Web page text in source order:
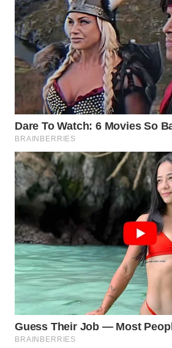
WN
BEKASI
WN
BOGOR
WN
DEPOK
TAPANULI
UTARA
WN
WN
PADANG
LAWAS
SUMEDANG